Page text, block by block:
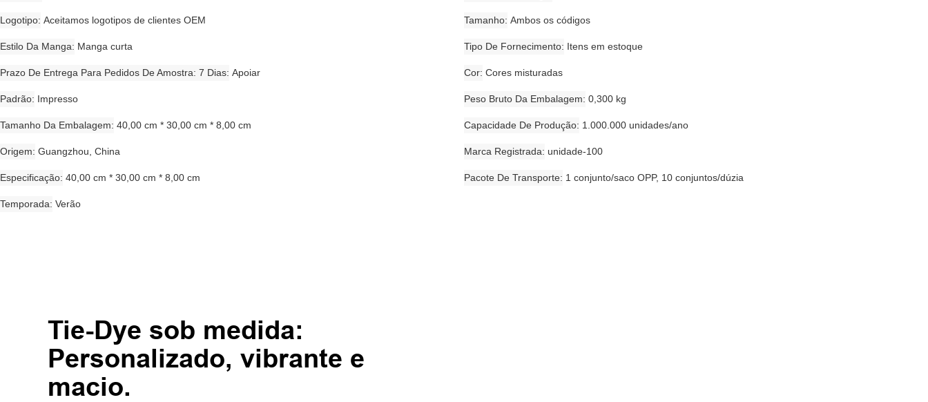
Logotipo Aceitamos logotipos de clientes OEM Tamanho Ambos os códigos
Estilo Da Manga Manga curta Tipo De Fornecimento Itens em estoque
Prazo De Entrega Para Pedidos De Amostra: 7 Dias Apoiar Cor Cores misturadas
Padrão Impresso Peso Bruto Da Embalagem 0,300 kg
Tamanho Da Embalagem 40,00 cm * 30,00 cm * 8,00 cm Capacidade De Produção 1.000.000 unidades/ano
Origem Guangzhou, China Marca Registrada unidade-100
Especificação 40,00 cm * 30,00 cm * 8,00 cm Pacote De Transporte 1 conjunto/saco OPP, 10 conjuntos/dúzia
Temporada Verão
Tie-Dye sob medida:
Personalizado, vibrante e
macio.